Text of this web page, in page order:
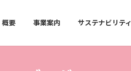
概要 事業案内 サステナビリティ